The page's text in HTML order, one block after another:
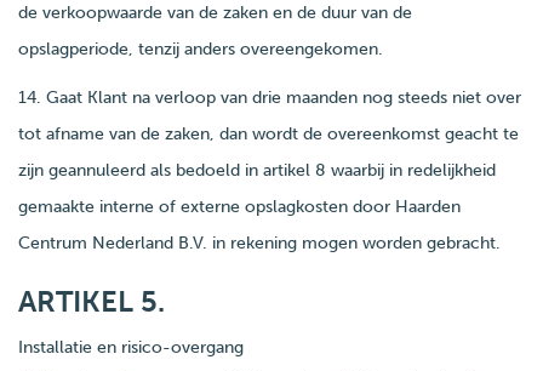
de verkoopwaarde van de zaken en de duur van de
opslagperiode, tenzij anders overeengekomen.
14. Gaat Klant na verloop van drie maanden nog steeds niet over
tot afname van de zaken, dan wordt de overeenkomst geacht te
zijn geannuleerd als bedoeld in artikel 8 waarbij in redelijkheid
gemaakte interne of externe opslagkosten door Haarden
Centrum Nederland B.V. in rekening mogen worden gebracht.
ARTIKEL 5.
Installatie en risico-overgang